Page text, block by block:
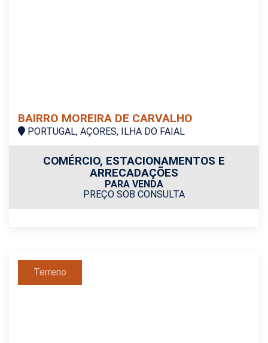
BAIRRO MOREIRA DE CARVALHO
PORTUGAL, AÇORES, ILHA DO FAIAL
COMÉRCIO, ESTACIONAMENTOS E
ARRECADAÇÕES
PARA VENDA
PREÇO SOB CONSULTA
Terreno